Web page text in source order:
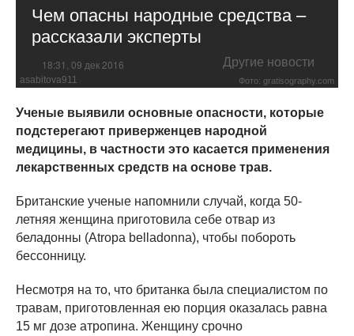
Чем опасны народные средства –
рассказали эксперты
18:31, 09 дек 2016 Другие новости
asabitova911 Фото: gratisography.com
Ученые выявили основные опасности, которые
подстерегают приверженцев народной
медицины, в частности это касается применения
лекарственных средств на основе трав.
Британские ученые напомнили случай, когда 50-
летняя женщина приготовила себе отвар из
беладонны (Atropa belladonna), чтобы побороть
бессонницу.
Несмотря на то, что британка была специалистом по
травам, приготовленная ею порция оказалась равна
15 мг дозе атропина. Женщину срочно